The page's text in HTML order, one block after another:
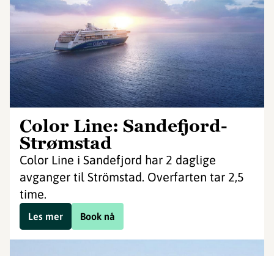
Color Line: Sandefjord-
Strømstad
Color Line i Sandefjord har 2 daglige
avganger til Strömstad. Overfarten tar 2,5
time.
Book nå
Les mer